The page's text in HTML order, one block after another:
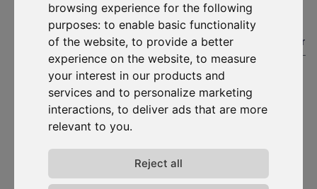
browsing experience for the following
purposes: to enable basic functionality
of the website, to provide a better
experience on the website, to measure
your interest in our products and
services and to personalize marketing
interactions, to deliver ads that are more
relevant to you.
Reject all
Solutions
#1. Carbon Cockpit
Académie
D-
Carbonize
À propos
Rencontrez
l'équipe
Rejoignez-
nous
jour
confidentialité
Ressources
Etudes de cas
Blog
Webinaires
Média
Nous
contacter
Contactez-
Cockpit